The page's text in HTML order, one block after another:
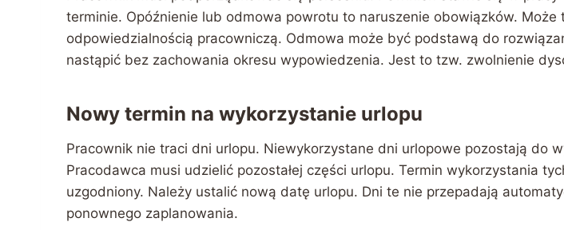
terminie. Opóźnienie lub odmowa powrotu to naruszenie obowiązków. Może
odpowiedzialnością pracowniczą. Odmowa może być podstawą do
nastąpić bez zachowania okresu wypowiedzenia. Jest to tzw. zwolnienie
Nowy termin na wykorzystanie urlopu
Pracownik nie traci dni urlopu. Niewykorzystane dni urlopowe pozostają do
Pracodawca musi udzielić pozostałej części urlopu. Termin wykorzystania
uzgodniony. Należy ustalić nową datę urlopu. Dni te nie przepadają
ponownego zaplanowania.